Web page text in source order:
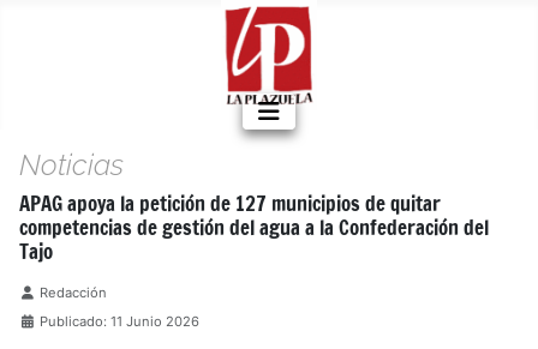
Noticias
APAG apoya la petición de 127 municipios de quitar
competencias de gestión del agua a la Confederación del
Tajo
Detalles
Redacción
Publicado: 11 Junio 2026